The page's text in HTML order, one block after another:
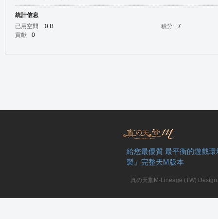
統計信息
已用空間
0 B 積分
7
貢獻
0
給您最優質 最平衡的遊戲
製』完整天M版本
真の天堂M-Lineage (TW)